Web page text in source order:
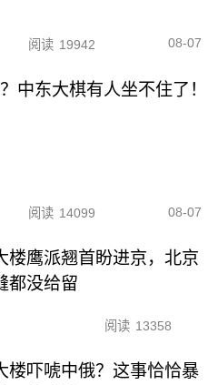
阅读 19942 08-07
中东大棋有人坐不住了！
阅读 14099 08-07
楼鹰派翘首盼进京，北京
都没给留
阅读 13358
楼吓唬中俄？这事恰恰暴